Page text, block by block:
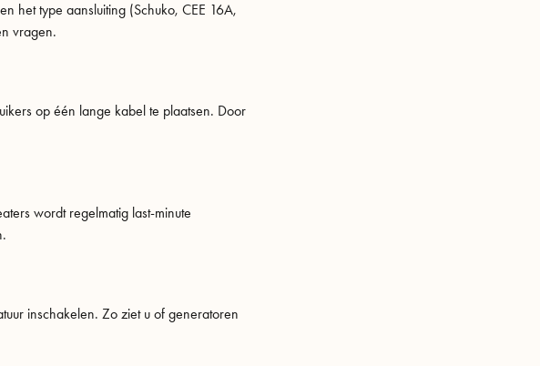
het type aansluiting (Schuko, CEE 16A,
vragen.
op één lange kabel te plaatsen. Door
wordt regelmatig last-minute
inschakelen. Zo ziet u of generatoren